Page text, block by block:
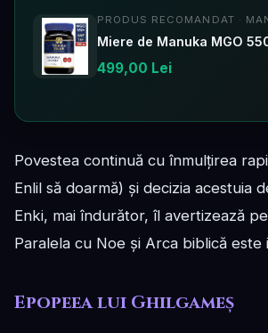
PRODUS RECOMANDAT ·
Miere de Manuka MGO
499,00 Lei
Povestea continuă cu înmulțirea
Enlil să doarmă) și decizia acestuia
Enki, mai îndurător, îl avertizează
Paralela cu Noe și Arca biblică este
Epopeea lui Ghilgameș